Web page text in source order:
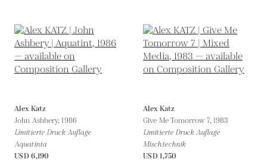
Alex Katz
John Ashbery,1986
Limitierte Druck Auflage
Aquatinta
USD 6,190
Alex Katz
Give Me Tomorrow 7, 1983
Limitierte Druck Auflage
Mischtechnik
USD 1,750